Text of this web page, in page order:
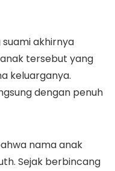
akhirnya
tersebut yang
keluarganya.
dengan penuh
nama anak
Sejak berbincang